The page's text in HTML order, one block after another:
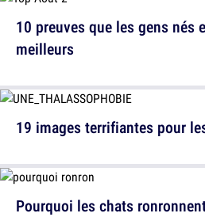
19 images terrifiantes pour
10 preuves que les gens nés
meilleurs
Pourquoi les chats